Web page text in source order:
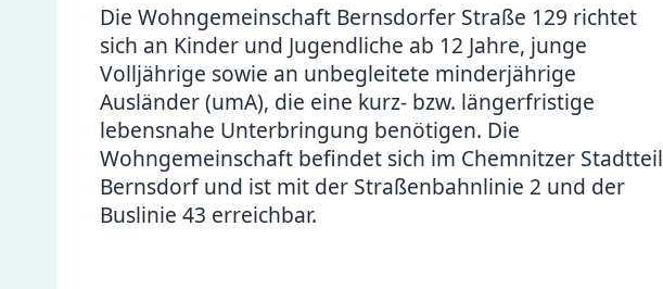
Die Wohngemeinschaft Bernsdorfer Straße 129 richtet
sich an Kinder und Jugendliche ab 12 Jahre, junge
Volljährige sowie an unbegleitete minderjährige
Ausländer (umA), die eine kurz- bzw. längerfristige
lebensnahe Unterbringung benötigen. Die
Wohngemeinschaft befindet sich im Chemnitzer Stadtteil
Bernsdorf und ist mit der Straßenbahnlinie 2 und der
Buslinie 43 erreichbar.